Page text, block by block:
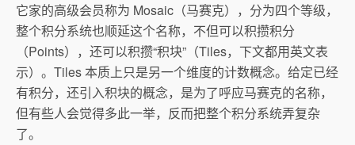
它家的高级会员称为 Mosaic（马赛克），分为四个等级，
整个积分系统也顺延这个名称，不但可以积攒积分
（Points），还可以积攒“积块”（Tiles，下文都用英文表
示）。Tiles 本质上只是另一个维度的计数概念。给定已经
有积分，还引入积块的概念，是为了呼应马赛克的名称，
但有些人会觉得多此一举，反而把整个积分系统弄复杂
了。